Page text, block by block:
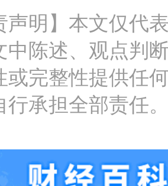
】本文仅代表
中陈述、观点判
或完整性提供任
承担全部责任。